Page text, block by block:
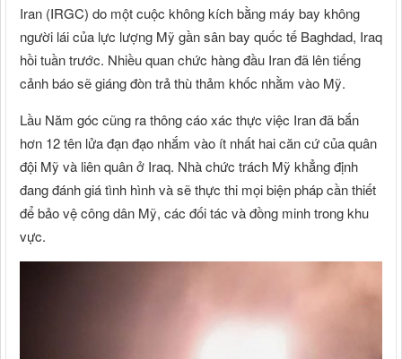
Iran (IRGC) do một cuộc không kích bằng máy bay không
người lái của lực lượng Mỹ gần sân bay quốc tế Baghdad, Iraq
hồi tuần trước. Nhiều quan chức hàng đầu Iran đã lên tiếng
cảnh báo sẽ giáng đòn trả thù thảm khốc nhằm vào Mỹ.
Lầu Năm góc cũng ra thông cáo xác thực việc Iran đã bắn
hơn 12 tên lửa đạn đạo nhắm vào ít nhất hai căn cứ của quân
đội Mỹ và liên quân ở Iraq. Nhà chức trách Mỹ khẳng định
đang đánh giá tình hình và sẽ thực thi mọi biện pháp cần thiết
để bảo vệ công dân Mỹ, các đối tác và đồng minh trong khu
vực.